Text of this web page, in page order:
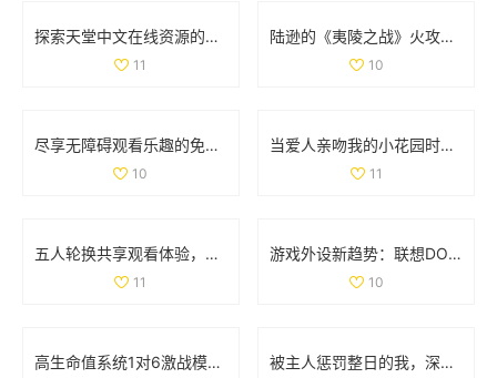
探索天堂中文在线资源的多样选择与使用指南
11
陆逊的《夷陵之战》火攻考察：胜利背后的真实因素分析
10
尽享无障碍观看乐趣的免费真人在线直播平台推荐
10
当爱人亲吻我的小花园时，他对我的爱意有多深厚呢
11
五人轮换共享观看体验，畅享精彩电视剧无需花费
11
游戏外设新趋势：联想DOU小助手深度解析与功能体验
10
高生命值系统1对6激战模式全解析与玩法攻略 被主人惩罚整日的我，深刻反思自己的行为与成长